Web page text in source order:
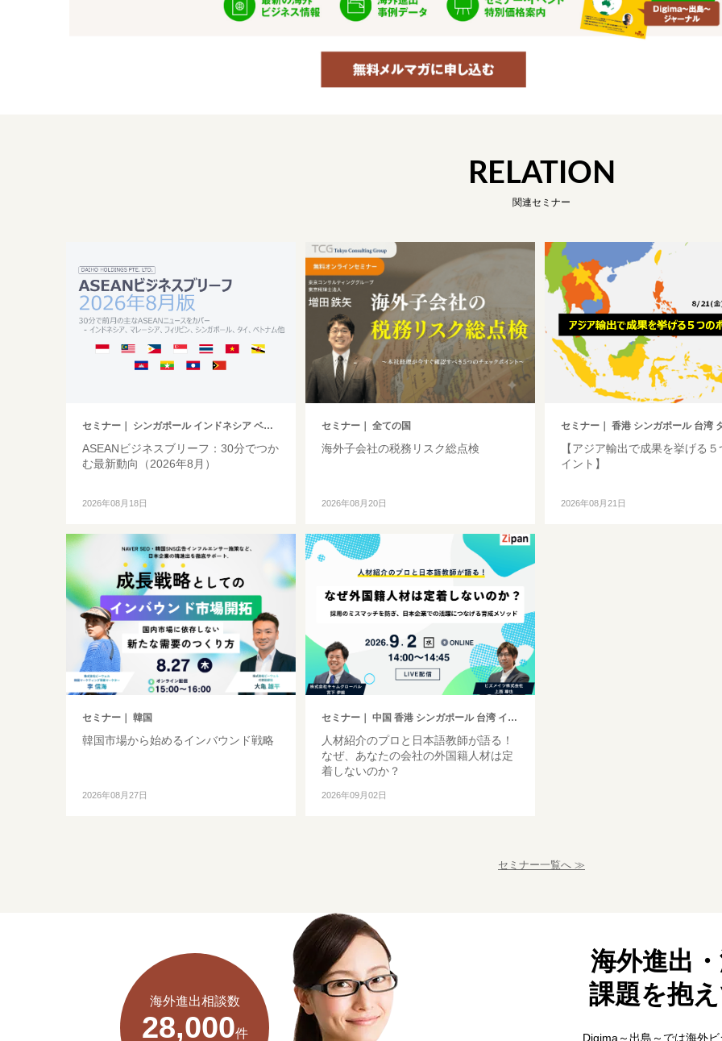
RELATION
関連セミナー
セミナー｜ シンガポール インドネシア ベトナム タイ フィリピン マレーシア ミャンマー カンボジア その他アジア
ASEANビジネスブリーフ：30分でつか
む最新動向（2026年8月）
2026年08月18日
セミナー｜ 全ての国
海外子会社の税務リスク総点検
2026年08月20日
セミナー｜ 香港 シンガポール 台湾 タイ マ
【アジア輸出で成果を挙げる５
イント】
2026年08月21日
セミナー｜ 韓国
韓国市場から始めるインバウンド戦略
2026年08月27日
セミナー｜ 中国 香港 シンガポール 台湾 インドネシア 韓国 ベトナム タイ フィリピン マレーシア インド ミャンマー バングラデシュ カンボジア モンゴル その他アジア イギリス ドイツ トルコ ヨーロッパ 中東 アメリカ ブラジル 中南米 オセアニア アフリカ ロシア その他英語圏
人材紹介のプロと日本語教師が語る！
なぜ、あなたの会社の外国籍人材は定
着しないのか？
2026年09月02日
セミナー一覧へ ≫
海外進出
課題を抱
Digima～出島～では海外
海外進出相談数
28,000件